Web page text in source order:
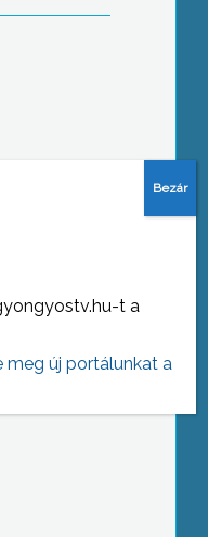
t a
meg új portálunkat a